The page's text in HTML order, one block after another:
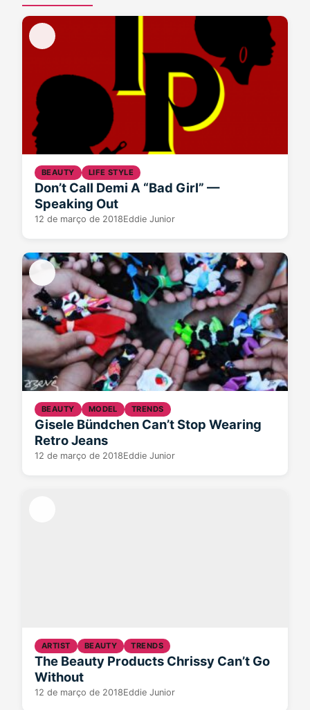
BEAUTY LIFE STYLE
Don’t Call Demi A “Bad Girl” —
Speaking Out
12 de março de 2018Eddie Junior
BEAUTY MODEL TRENDS
Gisele Bündchen Can’t Stop Wearing
Retro Jeans
12 de março de 2018Eddie Junior
ARTIST BEAUTY TRENDS
The Beauty Products Chrissy Can’t Go
Without
12 de março de 2018Eddie Junior